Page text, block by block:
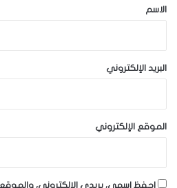
*الاسم
البريد الإلكتروني
الموقع الإلكتروني
احفظ اسمي، بريدي الإلكتروني،